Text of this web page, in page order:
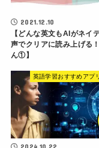
2021.12.10
【どんな英文もAIがネイ
声でクリアに読み上げる
ん①】
英語学習おすすめアプ